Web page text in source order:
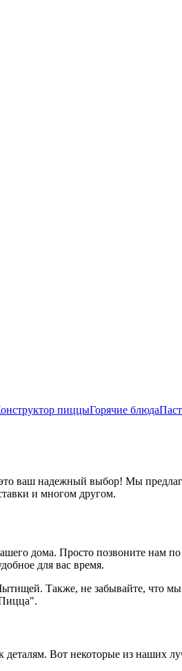
пиццыГорячие блюда
ваш надежный выбор! Мы
и многом другом.
дома. Просто позвоните нам по
для вас время.
Также, не забывайте, что мы
Вот некоторые из наших